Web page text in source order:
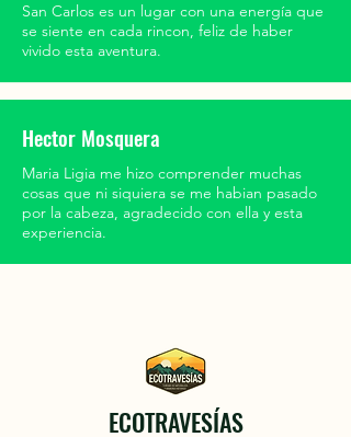
San Carlos es un lugar con una energía que
se siente en cada rincon, feliz de haber
vivido esta aventura.
Hector Mosquera
Maria Ligia me hizo comprender muchas
cosas que ni siquiera se me habian pasado
por la cabeza, agradecido con ella y esta
experiencia.
ECOTRAVESÍAS